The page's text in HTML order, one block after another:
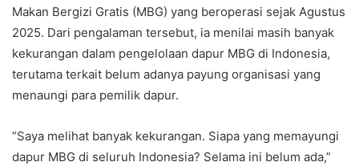
Makan Bergizi Gratis (MBG) yang beroperasi sejak Agustus
2025. Dari pengalaman tersebut, ia menilai masih banyak
kekurangan dalam pengelolaan dapur MBG di Indonesia,
terutama terkait belum adanya payung organisasi yang
menaungi para pemilik dapur.
“Saya melihat banyak kekurangan. Siapa yang memayungi
dapur MBG di seluruh Indonesia? Selama ini belum ada,”